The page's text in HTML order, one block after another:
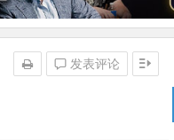
发表评论